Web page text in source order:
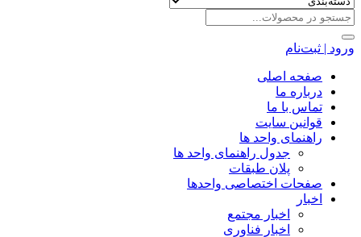
ورود | ثبت‌نام
صفحه اصلی
درباره ما
تماس با ما
قوانین سایت
راهنمای واحد ها
جدول راهنمای واحد ها
پلان طبقات
صفحات اختصاصی واحدها
اخبار
اخبار مجتمع
اخبار فناوری